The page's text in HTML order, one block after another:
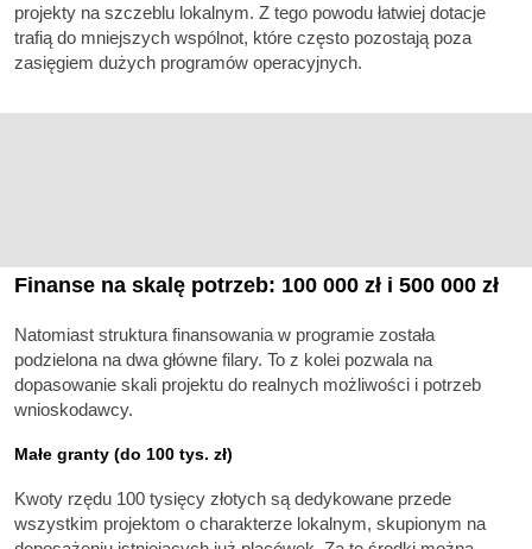
projekty na szczeblu lokalnym. Z tego powodu łatwiej dotacje
trafią do mniejszych wspólnot, które często pozostają poza
zasięgiem dużych programów operacyjnych.
Finanse na skalę potrzeb: 100 000 zł i 500 000 zł
Natomiast struktura finansowania w programie została
podzielona na dwa główne filary. To z kolei pozwala na
dopasowanie skali projektu do realnych możliwości i potrzeb
wnioskodawcy.
Małe granty (do 100 tys. zł)
Kwoty rzędu 100 tysięcy złotych są dedykowane przede
wszystkim projektom o charakterze lokalnym, skupionym na